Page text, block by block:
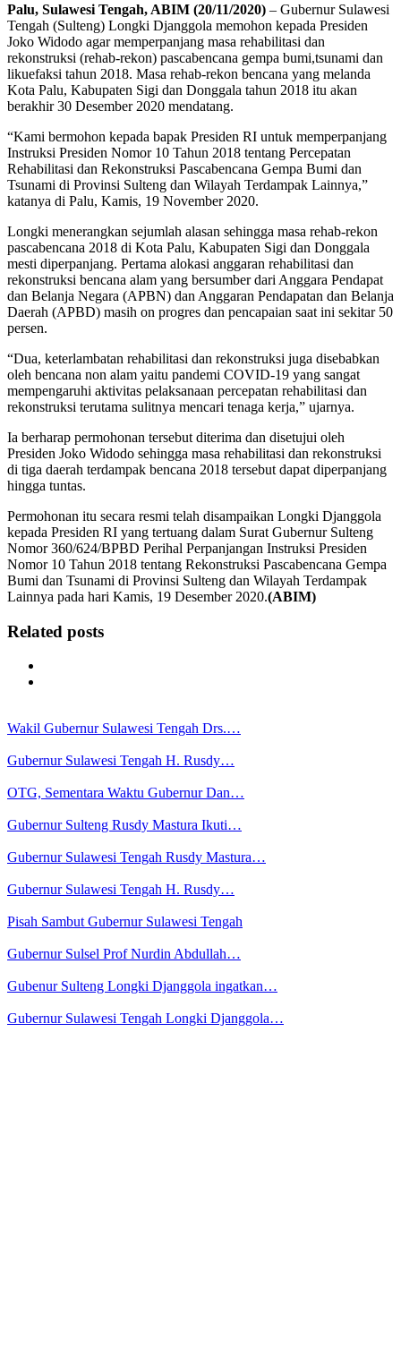
Palu, Sulawesi Tengah, ABIM (20/11/2020) – Gubernur Sulawesi
Tengah (Sulteng) Longki Djanggola memohon kepada Presiden
Joko Widodo agar memperpanjang masa rehabilitasi dan
rekonstruksi (rehab-rekon) pascabencana gempa bumi,tsunami dan
likuefaksi tahun 2018. Masa rehab-rekon bencana yang melanda
Kota Palu, Kabupaten Sigi dan Donggala tahun 2018 itu akan
berakhir 30 Desember 2020 mendatang.
“Kami bermohon kepada bapak Presiden RI untuk memperpanjang
Instruksi Presiden Nomor 10 Tahun 2018 tentang Percepatan
Rehabilitasi dan Rekonstruksi Pascabencana Gempa Bumi dan
Tsunami di Provinsi Sulteng dan Wilayah Terdampak Lainnya,”
katanya di Palu, Kamis, 19 November 2020.
Longki menerangkan sejumlah alasan sehingga masa rehab-rekon
pascabencana 2018 di Kota Palu, Kabupaten Sigi dan Donggala
mesti diperpanjang. Pertama alokasi anggaran rehabilitasi dan
rekonstruksi bencana alam yang bersumber dari Anggara Pendapat
dan Belanja Negara (APBN) dan Anggaran Pendapatan dan Belanja
Daerah (APBD) masih on progres dan pencapaian saat ini sekitar 50
persen.
“Dua, keterlambatan rehabilitasi dan rekonstruksi juga disebabkan
oleh bencana non alam yaitu pandemi COVID-19 yang sangat
mempengaruhi aktivitas pelaksanaan percepatan rehabilitasi dan
rekonstruksi terutama sulitnya mencari tenaga kerja,” ujarnya.
Ia berharap permohonan tersebut diterima dan disetujui oleh
Presiden Joko Widodo sehingga masa rehabilitasi dan rekonstruksi
di tiga daerah terdampak bencana 2018 tersebut dapat diperpanjang
hingga tuntas.
Permohonan itu secara resmi telah disampaikan Longki Djanggola
kepada Presiden RI yang tertuang dalam Surat Gubernur Sulteng
Nomor 360/624/BPBD Perihal Perpanjangan Instruksi Presiden
Nomor 10 Tahun 2018 tentang Rekonstruksi Pascabencana Gempa
Bumi dan Tsunami di Provinsi Sulteng dan Wilayah Terdampak
Lainnya pada hari Kamis, 19 Desember 2020.(ABIM)
Related posts
Wakil Gubernur Sulawesi Tengah Drs.…
Gubernur Sulawesi Tengah H. Rusdy…
OTG, Sementara Waktu Gubernur Dan…
Gubernur Sulteng Rusdy Mastura Ikuti…
Gubernur Sulawesi Tengah Rusdy Mastura…
Gubernur Sulawesi Tengah H. Rusdy…
Pisah Sambut Gubernur Sulawesi Tengah
Gubernur Sulsel Prof Nurdin Abdullah…
Gubenur Sulteng Longki Djanggola ingatkan…
Gubernur Sulawesi Tengah Longki Djanggola…